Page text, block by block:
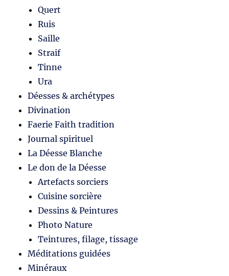
Quert
Ruis
Saille
Straif
Tinne
Ura
Déesses & archétypes
Divination
Faerie Faith tradition
Journal spirituel
La Déesse Blanche
Le don de la Déesse
Artefacts sorciers
Cuisine sorcière
Dessins & Peintures
Photo Nature
Teintures, filage, tissage
Méditations guidées
Minéraux